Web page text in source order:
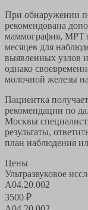
При обнаружении
рекомендована
маммография, МРТ
месяцев для
выявленных узлов
однако
молочной железы
Пациентка
рекомендации по
Москвы
результаты,
план наблюдения
Цены
Ультразвуковое
A04.20.002
3500 ₽